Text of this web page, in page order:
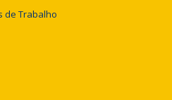
de Trabalho